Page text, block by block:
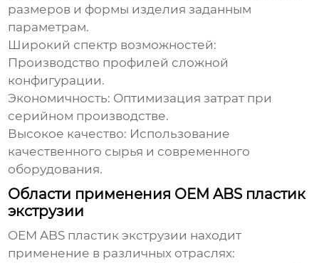
размеров и формы изделия заданным
параметрам.
Широкий спектр возможностей:
Производство профилей сложной
конфигурации.
Экономичность: Оптимизация затрат при
серийном производстве.
Высокое качество: Использование
качественного сырья и современного
оборудования.
Области применения OEM ABS пластик
экструзии
OEM ABS пластик экструзии находит
применение в различных отраслях: